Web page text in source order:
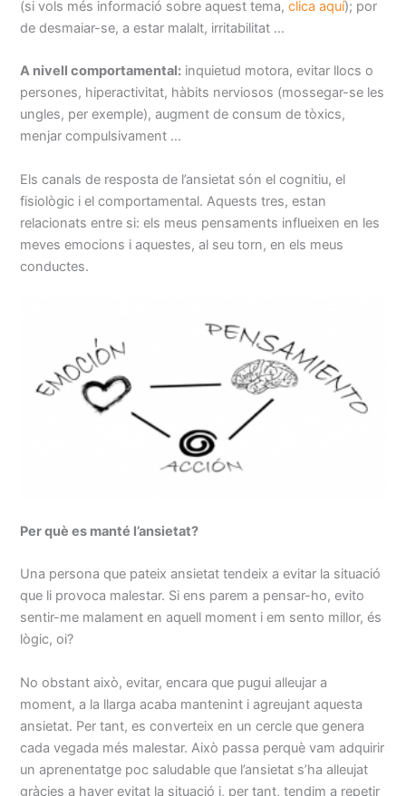
(si vols més informació sobre aquest tema,clica aquí); por
de desmaiar-se, a estar malalt, irritabilitat …
A nivell comportamental: inquietud motora, evitar llocs o
persones, hiperactivitat, hàbits nerviosos (mossegar-se les
ungles, per exemple), augment de consum de tòxics,
menjar compulsivament …
Els canals de resposta de l’ansietat són el cognitiu, el
fisiològic i el comportamental. Aquests tres, estan
relacionats entre si: els meus pensaments influeixen en les
meves emocions i aquestes, al seu torn, en els meus
conductes.
Per què es manté l’ansietat?
Una persona que pateix ansietat tendeix a evitar la situació
que li provoca malestar. Si ens parem a pensar-ho, evito
sentir-me malament en aquell moment i em sento millor, és
lògic, oi?
No obstant això, evitar, encara que pugui alleujar a
moment, a la llarga acaba mantenint i agreujant aquesta
ansietat. Per tant, es converteix en un cercle que genera
cada vegada més malestar. Això passa perquè vam adquirir
un aprenentatge poc saludable que l’ansietat s’ha alleujat
gràcies a haver evitat la situació i, per tant, tendim a repetir